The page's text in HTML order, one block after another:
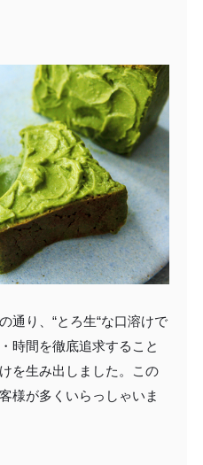
通り、“とろ生“な口溶けで
時間を徹底追求すること
を生み出しました。この
様が多くいらっしゃいま